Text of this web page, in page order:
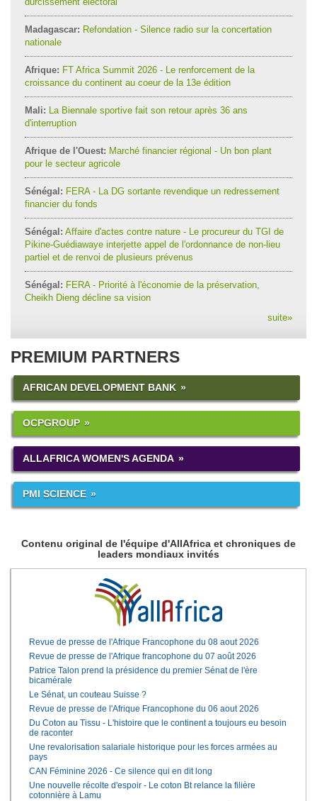
Madagascar: Refondation - Silence radio sur la concertation
nationale
Afrique: FT Africa Summit 2026 - Le renforcement de la
croissance du continent au coeur de la 13e édition
Mali: La Biennale sportive fait son retour après 36 ans
d'interruption
Afrique de l'Ouest: Marché financier régional - Un bon plant
pour le secteur agricole
Sénégal: FERA - La DG sortante revendique un redressement
financier du fonds
Sénégal: Affaire d'actes contre nature - Le procureur du TGI de
Pikine-Guédiawaye interjette appel de l'ordonnance de non-lieu
partiel et de renvoi de plusieurs prévenus
Sénégal: FERA - Priorité à l'économie de la préservation,
Cheikh Dieng décline sa vision
suite»
PREMIUM PARTNERS
AFRICAN DEVELOPMENT BANK
OCPGROUP
ALLAFRICA WOMEN'S AGENDA
PMI SCIENCE
Contenu original de l'équipe d'AllAfrica et chroniques de
leaders mondiaux invités
Revue de presse de l'Afrique Francophone du 08 aout 2026
Revue de presse de l'Afrique francophone du 07 août 2026
Patrice Talon prend la présidence du premier Sénat de l'ère
bicamérale
Le Sénat, un couteau Suisse ?
Revue de presse de l'Afrique Francophone du 06 aout 2026
Du Coton au Tissu - L'histoire que le continent a toujours eu besoin
de raconter
Une revalorisation salariale historique pour les forces armées au
pays
CAN Féminine 2026 - Ce silence qui en dit long
Une nouvelle récolte d'espoir - Le coton Bt relance la filière
cotonnière à Lamu